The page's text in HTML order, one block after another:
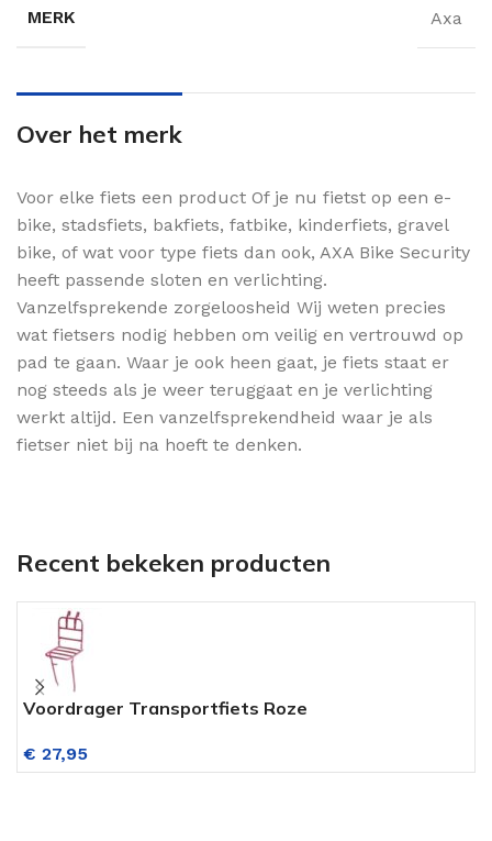
MERK Axa
Over het merk
Voor elke fiets een product Of je nu fietst op een e-
bike, stadsfiets, bakfiets, fatbike, kinderfiets, gravel
bike, of wat voor type fiets dan ook, AXA Bike Security
heeft passende sloten en verlichting.
Vanzelfsprekende zorgeloosheid Wij weten precies
wat fietsers nodig hebben om veilig en vertrouwd op
pad te gaan. Waar je ook heen gaat, je fiets staat er
nog steeds als je weer teruggaat en je verlichting
werkt altijd. Een vanzelfsprekendheid waar je als
fietser niet bij na hoeft te denken.
Recent bekeken producten
Voordrager Transportfiets Roze
€ 27,95